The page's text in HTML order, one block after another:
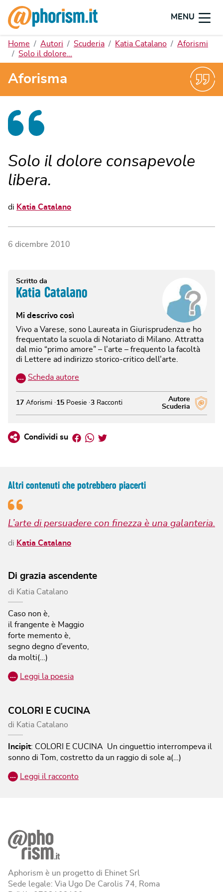
MENU
Home Autori Scuderia Katia Catalano
Aforismi
Solo il dolore…
Aforisma
Solo il dolore consapevole
libera.
di Katia Catalano
6 dicembre 2010
Scritto da
Katia Catalano
Mi descrivo così
Vivo a Varese, sono Laureata in Giurisprudenza e ho
frequentato la scuola di Notariato di Milano. Attratta
dal mio “primo amore” – l’arte – frequento la facoltà
di Lettere ad indirizzo storico-critico dell’arte.
… Scheda autore
Autore
Scuderia
17 Aforismi 15 Poesie 3 Racconti
Condividi su Facebook
Whatsapp
Twitter
Altri contenuti che potrebbero piacerti
L’arte di persuadere con finezza è una galanteria.
di Katia Catalano
Di grazia ascendente
di Katia Catalano
Caso non è,
il frangente è Maggio
forte memento è,
segno degno d’evento,
da molti(…)
… Leggi la poesia
COLORI E CUCINA
di Katia Catalano
Incipit: COLORI E CUCINA
Un cinguettio interrompeva il
sonno di Tom, costretto da un raggio di sole a(…)
… Leggi il racconto
Aphorism è un progetto di Ehinet Srl
Sede legale: Via Ugo De Carolis 74, Roma